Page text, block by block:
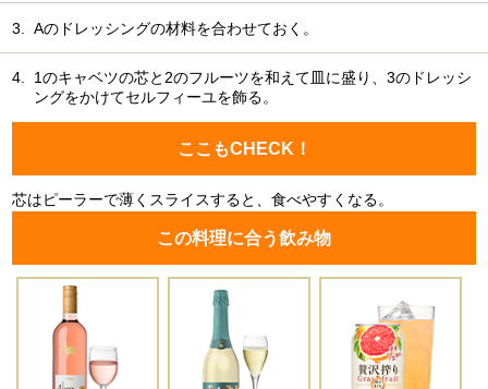
3. Aのドレッシングの材料を合わせておく。
4.
1のキャベツの芯と2のフルーツを和えて皿に盛り、3のドレッシ
ングをかけてセルフィーユを飾る。
ここもCHECK！
芯はピーラーで薄くスライスすると、食べやすくなる。
この料理に合う飲み物